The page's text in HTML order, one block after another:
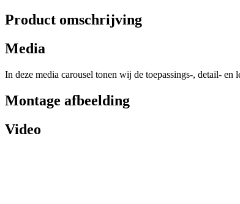
Product omschrijving
Media
In deze media carousel tonen wij de toepassings-, detail- en
Montage afbeelding
Video